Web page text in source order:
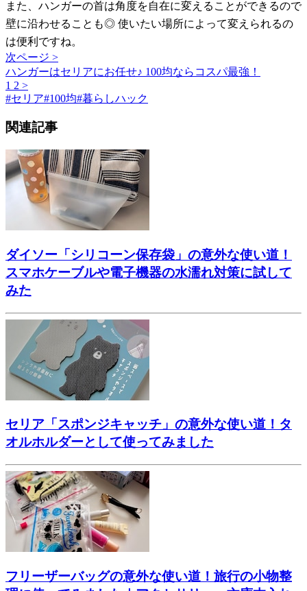
また、ハンガーの首は角度を自在に変えることができるので
壁に沿わせることも◎ 使いたい場所によって変えられるの
は便利ですね。
次ページ >
ハンガーはセリアにお任せ♪ 100均ならコスパ最強！
1 2 >
#セリア#100均#暮らしハック
関連記事
ダイソー「シリコーン保存袋」の意外な使い道！
スマホケーブルや電子機器の水濡れ対策に試して
みた
セリア「スポンジキャッチ」の意外な使い道！タ
オルホルダーとして使ってみました
フリーザーバッグの意外な使い道！旅行の小物整